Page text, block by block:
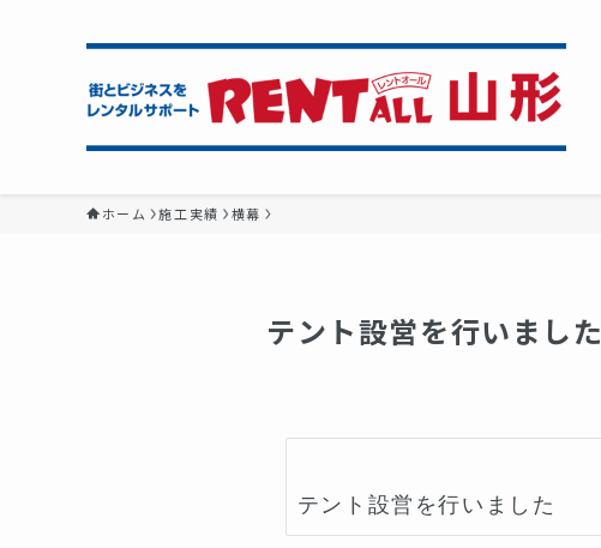
ホーム 施工実績 横幕
テント設営を行いました